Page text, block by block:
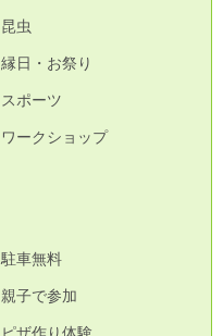
昆虫
縁日・お祭り
スポーツ
ワークショップ
駐車無料
親子で参加